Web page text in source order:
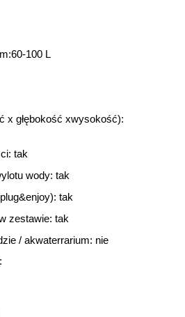
100 L
x głębokość xwysokość):
tak
wody: tak
tak
zestawie: tak
/ akwaterrarium: nie